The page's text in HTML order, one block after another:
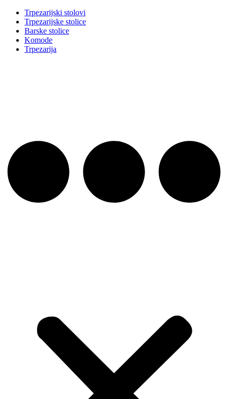
Trpezarijski stolovi
Trpezarijske stolice
Barske stolice
Komode
Trpezarija